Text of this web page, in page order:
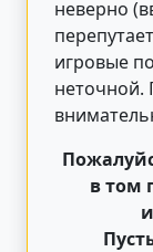
неверно
игровые
неточной.
в том